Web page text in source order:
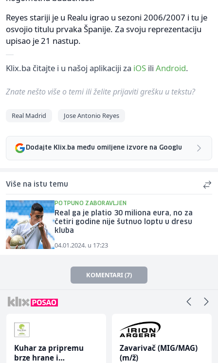
Reyes stariji je u Realu igrao u sezoni 2006/2007 i tu je
osvojio titulu prvaka Španije. Za svoju reprezentaciju
upisao je 21 nastup.
Klix.ba čitajte i u našoj aplikaciji za iOS ili Android.
Znate nešto više o temi ili želite prijaviti grešku u tekstu?
Real Madrid Jose Antonio Reyes
Dodajte Klix.ba među omiljene izvore na Googlu
Više na istu temu
POTPUNO ZABORAVLJEN
Real ga je platio 30 miliona eura, no za
četiri godine nije šutnuo loptu u dresu
kluba
04.01.2024. u 17:23
KOMENTARI (7)
Kuhar za pripremu
brze hrane i
Zavarivač (MIG/MAG)
(m/ž)